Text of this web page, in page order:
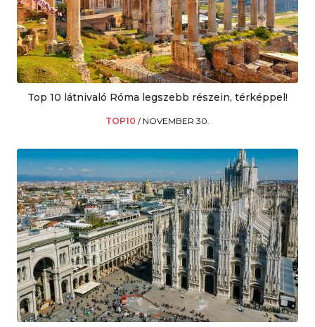
Top 10 látnivaló Róma legszebb részein, térképpel!
TOP10 / NOVEMBER 30.